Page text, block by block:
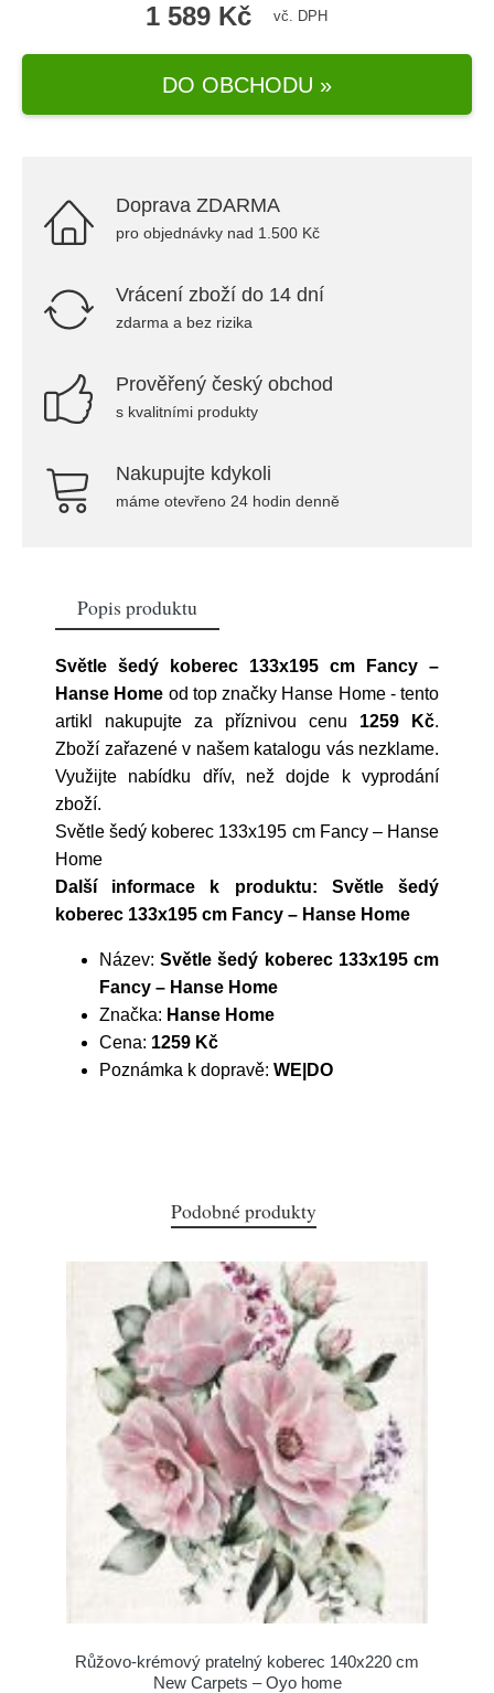
1 589 Kč vč. DPH
DO OBCHODU »
Doprava ZDARMA
pro objednávky nad 1.500 Kč
Vrácení zboží do 14 dní
zdarma a bez rizika
Prověřený český obchod
s kvalitními produkty
Nakupujte kdykoli
máme otevřeno 24 hodin denně
Popis produktu
Světle šedý koberec 133x195 cm Fancy –
Hanse Home od top značky Hanse Home- tento
artikl nakupujte za příznivou cenu 1259 Kč.
Zboží zařazené v našem katalogu vás nezklame.
Využijte nabídku dřív, než dojde k vyprodání
zboží.
Světle šedý koberec 133x195 cm Fancy – Hanse
Home
Další informace k produktu: Světle šedý
koberec 133x195 cm Fancy – Hanse Home
Název:Světle šedý koberec 133x195 cm
Fancy – Hanse Home
Značka: Hanse Home
Cena: 1259 Kč
Poznámka k dopravě: WE|DO
Podobné produkty
Růžovo-krémový pratelný koberec 140x220 cm
New Carpets – Oyo home